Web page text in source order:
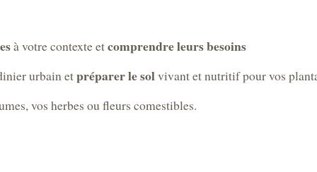
à votre contexte etcomprendre leurs besoins
urbain etpréparer le solvivant et nutritif pour vos
vos herbes ou fleurs comestibles.